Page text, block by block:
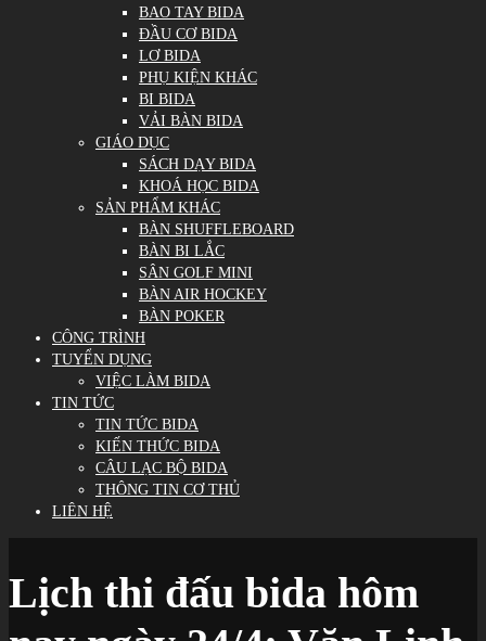
BAO TAY BIDA
ĐẦU CƠ BIDA
LƠ BIDA
PHỤ KIỆN KHÁC
BI BIDA
VẢI BÀN BIDA
GIÁO DỤC
SÁCH DẠY BIDA
KHOÁ HỌC BIDA
SẢN PHẨM KHÁC
BÀN SHUFFLEBOARD
BÀN BI LẮC
SÂN GOLF MINI
BÀN AIR HOCKEY
BÀN POKER
CÔNG TRÌNH
TUYỂN DỤNG
VIỆC LÀM BIDA
TIN TỨC
TIN TỨC BIDA
KIẾN THỨC BIDA
CÂU LẠC BỘ BIDA
THÔNG TIN CƠ THỦ
LIÊN HỆ
Lịch thi đấu bida hôm